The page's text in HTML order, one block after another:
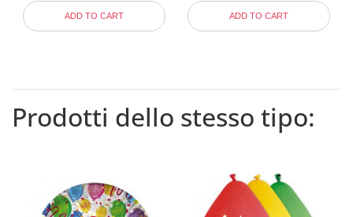
ADD TO CART ADD TO CART
Prodotti dello stesso tipo: